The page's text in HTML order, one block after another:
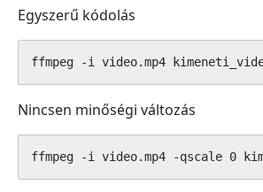
Egyszerű kódolás
ffmpeg -i video.mp4
Nincsen minőségi változás
ffmpeg -i video.mp4 -qscale 0